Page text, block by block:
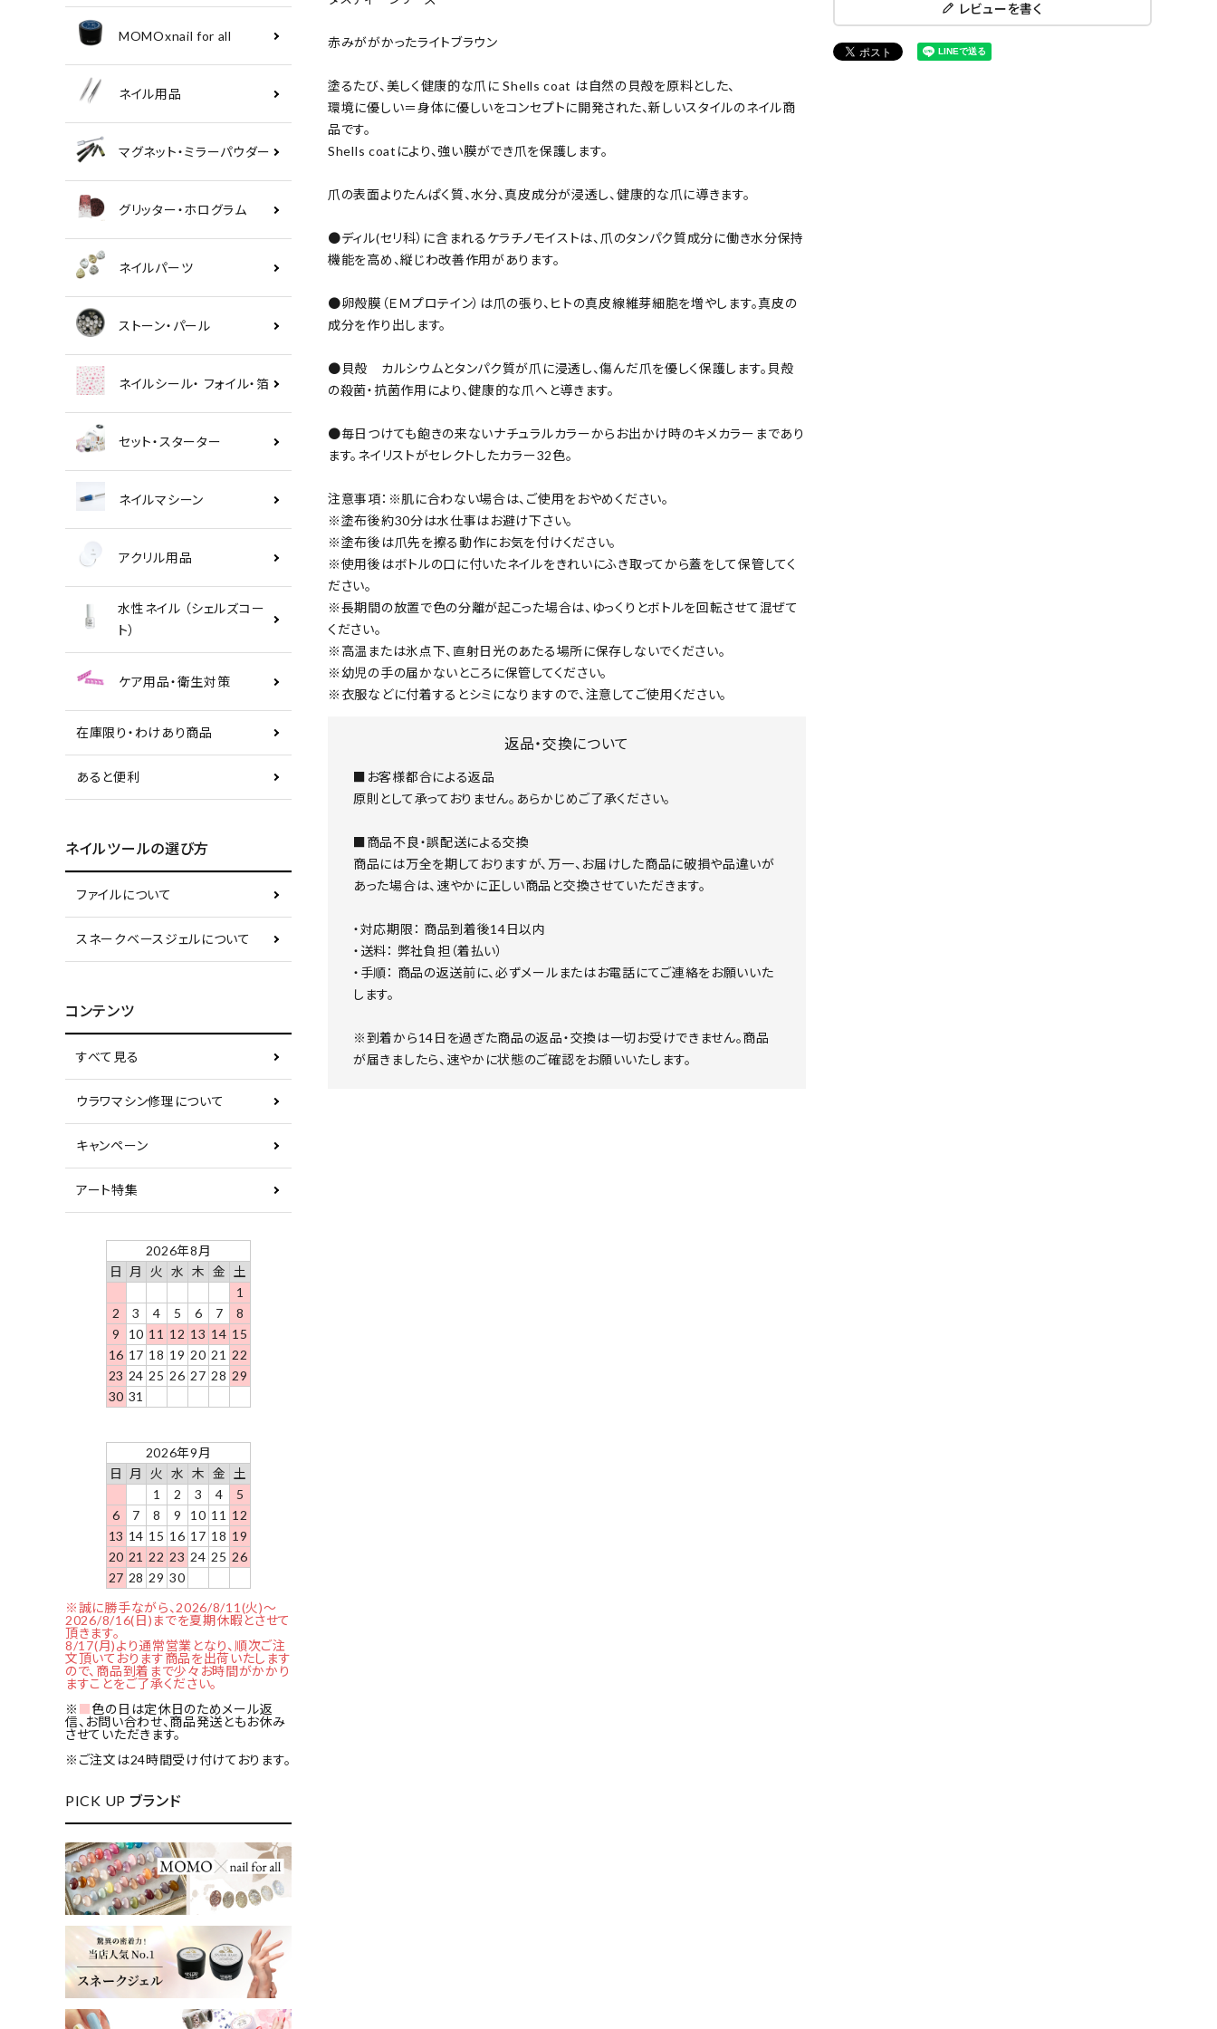
MOMOxnail for all
ネイル用品
マグネット・ミラーパウダー
グリッター・ホログラム
ネイルパーツ
ストーン・パール
ネイルシール・ フォイル・箔
セット・スターター
ネイルマシーン
アクリル用品
水性ネイル （シェルズコー
ト）
ケア用品・衛生対策
在庫限り・わけあり商品
あると便利
ネイルツールの選び方
ファイルについて
スネークベースジェルについて
コンテンツ
すべて見る
ウラワマシン修理について
キャンペーン
アート特集
2026年8月
日
月 火 水 木 金
土
1
2
3 4 5 6 7
8
9
10 11 12 13 14 15
16 17 18 19 20 21 22
23 24 25 26 27 28 29
30 31
2026年9月
日
月 火 水 木 金
土
1
2 3 4
5
6
7 8 9 10 11 12
13 14 15 16 17 18 19
20 21 22 23 24 25 26
27 28 29 30
※誠に勝手ながら、2026/8/11(火)～
2026/8/16(日)までを夏期休暇とさせて
頂きます。
8/17(月)より通常営業となり、順次ご注
文頂いております商品を出荷いたします
ので、商品到着まで少々お時間がかかり
ますことをご了承ください。
※ ■色の日は定休日のためメール返
信、お問い合わせ、商品発送ともお休み
させていただきます。
※ご注文は24時間受け付けております。
PICK UP ブランド
赤みががかったライトブラウン
塗るたび、美しく健康的な爪に Shells coat は自然の貝殻を原料とした、
環境に優しい＝身体に優しいをコンセプトに開発された、新しいスタイルのネイル商
品です。
Shells coatにより、強い膜ができ爪を保護します。
爪の表面よりたんぱく質、水分、真皮成分が浸透し、健康的な爪に導きます。
●ディル(セリ科）に含まれるケラチノモイストは、爪のタンパク質成分に働き水分保持
機能を高め、縦じわ改善作用があります。
●卵殻膜（ＥＭプロテイン）は爪の張り、ヒトの真皮線維芽細胞を増やします。真皮の
成分を作り出します。
●貝殻 カルシウムとタンパク質が爪に浸透し、傷んだ爪を優しく保護します。貝殻
の殺菌・抗菌作用により、健康的な爪へと導きます。
●毎日つけても飽きの来ないナチュラルカラーからお出かけ時のキメカラーまであり
ます。ネイリストがセレクトしたカラー32色。
注意事項：※肌に合わない場合は、ご使用をおやめください。
※塗布後約30分は水仕事はお避け下さい。
※塗布後は爪先を擦る動作にお気を付けください。
※使用後はボトルの口に付いたネイルをきれいにふき取ってから蓋をして保管してく
ださい。
※長期間の放置で色の分離が起こった場合は、ゆっくりとボトルを回転させて混ぜて
ください。
※高温または氷点下、直射日光のあたる場所に保存しないでください。
※幼児の手の届かないところに保管してください。
※衣服などに付着するとシミになりますので、注意してご使用ください。
返品・交換について
■お客様都合による返品
原則として承っておりません。あらかじめご了承ください。
■商品不良・誤配送による交換
商品には万全を期しておりますが、万一、お届けした商品に破損や品違いが
あった場合は、速やかに正しい商品と交換させていただきます。
・対応期限： 商品到着後14日以内
・送料： 弊社負担（着払い）
・手順： 商品の返送前に、必ずメールまたはお電話にてご連絡をお願いいた
します。
※到着から14日を過ぎた商品の返品・交換は一切お受けできません。商品
が届きましたら、速やかに状態のご確認をお願いいたします。
レビューを書く